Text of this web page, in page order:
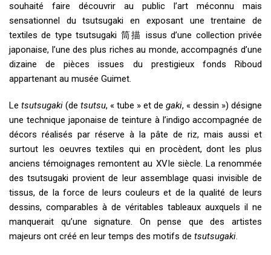
souhaité faire découvrir au public l’art méconnu mais
sensationnel du tsutsugaki en exposant une trentaine de
textiles de type tsutsugaki 筒描 issus d’une collection privée
japonaise, l’une des plus riches au monde, accompagnés d’une
dizaine de pièces issues du prestigieux fonds Riboud
appartenant au musée Guimet.
Le tsutsugaki (de tsutsu, « tube » et de gaki, « dessin ») désigne
une technique japonaise de teinture à l’indigo accompagnée de
décors réalisés par réserve à la pâte de riz, mais aussi et
surtout les oeuvres textiles qui en procèdent, dont les plus
anciens témoignages remontent au XVIe siècle. La renommée
des tsutsugaki provient de leur assemblage quasi invisible de
tissus, de la force de leurs couleurs et de la qualité de leurs
dessins, comparables à de véritables tableaux auxquels il ne
manquerait qu’une signature. On pense que des artistes
majeurs ont créé en leur temps des motifs de tsutsugaki.